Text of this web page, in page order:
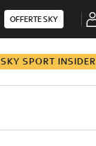
OFFERTE SKY
SKY SPORT INSIDER